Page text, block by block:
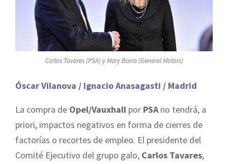
Carlos Tavares (PSA) y Mary Barra (General Motors)
Óscar Vilanova / Ignacio Anasagasti / Madrid
La compra de Opel/Vauxhall por PSAno tendrá, a
priori, impactos negativos en forma de cierres de
factorías o recortes de empleo. El presidente del
Comité Ejecutivo del grupo galo, Carlos Tavares,